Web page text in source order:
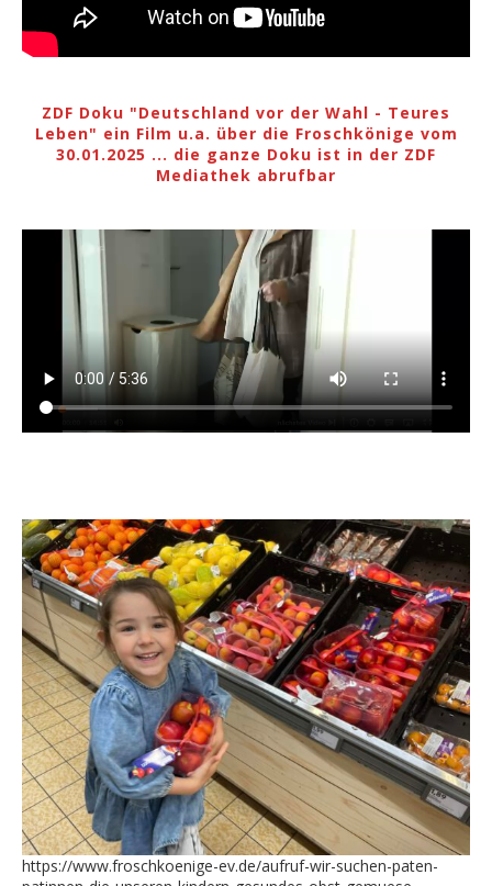
ZDF Doku "Deutschland vor der Wahl - Teures
Leben" ein Film u.a. über die Froschkönige vom
30.01.2025 ... die ganze Doku ist in der ZDF
Mediathek abrufbar
https://www.froschkoenige-ev.de/aufruf-wir-suchen-paten-